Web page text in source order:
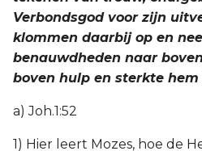
Verbondsgod voor zijn
klommen daarbij op en
benauwdheden naar
boven hulp en sterkte hem
a) Joh.1:52
1) Hier leert Mozes, hoe de